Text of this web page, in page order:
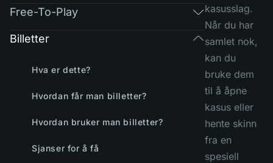
Free-To-Play
Billetter
Hva er dette?
Hvordan får man billetter?
Hvordan bruker man billetter?
Sjanser for å få
kasusslag.
Når du har
samlet nok,
kan du
bruke dem
til å åpne
kasus eller
hente skinn
fra en
spesiell